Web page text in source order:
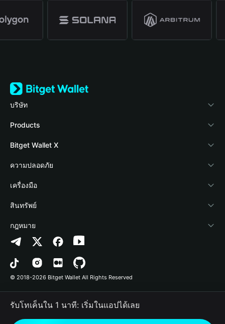
บริษัท
เกี่ยวกับ Bitget Wallet
Blog
Academy
ข่าวสารด้านคริปโต
ศูนย์ช่วยเหลือ
ติดต่อเรา
ทรัพยากรข้อมูลของแบรนด์
อาชีพ
Products
Crypto Card
Stablecoin Earn
Payfi Crypto
Crypto Swap API
Altcoin Season Index
Prediction Markets
DApp
RWA
Bitget Wallet X
นักพัฒนา
เชื่อมต่อ Wallet
Bitget Wallet Pay
ลิสต์โปรเจกต์
ความปลอดภัย
Protection Fund
เทคโนโลยีความปลอดภัย
เครื่องมือ
ซื้อคริปโต
การตรวจจับการอนุญาต
การตรวจจับสัญญา
การโอนเป็นชุด
สินทรัพย์
Arbitrum
Avalanche
Bitcoin
Polygon
กฎหมาย
นโยบายความเป็นส่วนตัว
ข้อตกลงในการใช้บริการ
© 2018-2026 Bitget Wallet All Rights Reserved
รับโทเค็นใน 1 นาที: เริ่มในแอปได้เลย